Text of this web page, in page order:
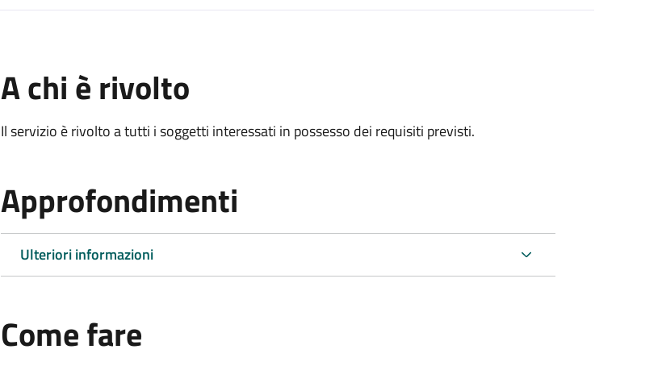
A chi è rivolto
Il servizio è rivolto a tutti i soggetti interessati in possesso dei requisiti previsti.
Approfondimenti
Ulteriori informazioni
Come fare